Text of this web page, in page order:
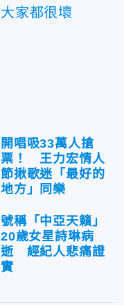
大家都很壞
開唱吸33萬人搶
票！ 王力宏情人
節揪歌迷「最好的
地方」同樂
號稱「中亞天籟」
20歲女星詩琳病
逝 經紀人悲痛證
實